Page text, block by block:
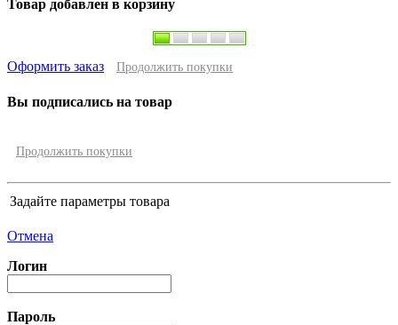
Товар добавлен в корзину
Оформить заказ Продолжить покупки
Вы подписались на товар
Продолжить покупки
Задайте параметры товара
Отмена
Логин
Пароль